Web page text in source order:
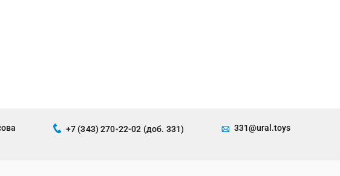
+7 (343) 270-22-02 (доб. 331) 331@ural.toys